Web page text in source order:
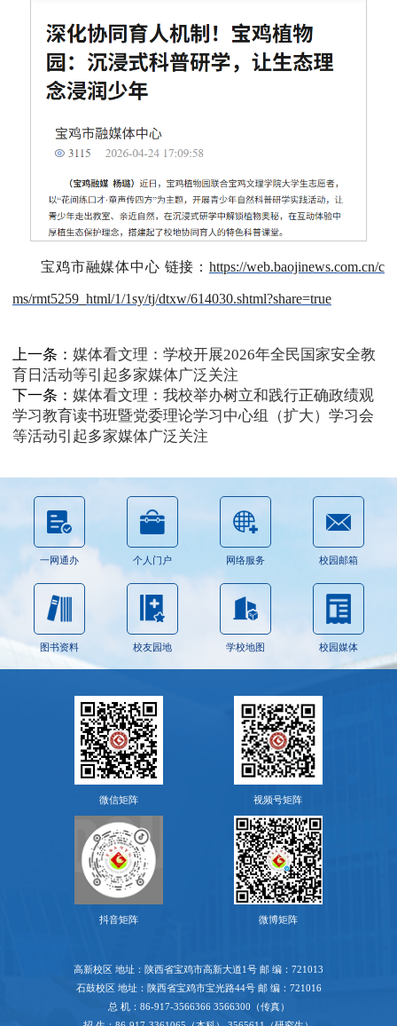
宝鸡市融媒体中心 链接： https://web.baojinews.com.cn/c
ms/rmt5259_html/1/1sy/tj/dtxw/614030.shtml?share=true
上一条： 媒体看文理：学校开展2026年全民国家安全教
育日活动等引起多家媒体广泛关注
下一条： 媒体看文理：我校举办树立和践行正确政绩观
学习教育读书班暨党委理论学习中心组（扩大）学习会
等活动引起多家媒体广泛关注
一网通办 个人门户 网络服务 校园邮箱
图书资料 校友园地 学校地图 校园媒体
微信矩阵 视频号矩阵
抖音矩阵 微博矩阵
高新校区 地址：陕西省宝鸡市高新大道1号 邮 编：721013
石鼓校区 地址：陕西省宝鸡市宝光路44号 邮 编：721016
总 机：86-917-3566366 3566300（传真）